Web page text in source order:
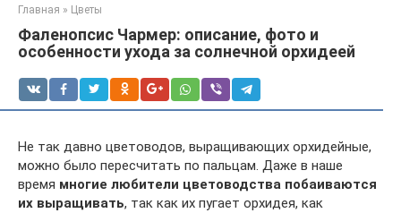
Главная » Цветы
Фаленопсис Чармер: описание, фото и
особенности ухода за солнечной орхидеей
Не так давно цветоводов, выращивающих орхидейные,
можно было пересчитать по пальцам. Даже в наше
время многие любители цветоводства побаиваются
их выращивать, так как их пугает орхидея, как